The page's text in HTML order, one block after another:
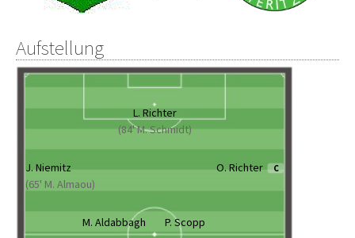
Aufstellung
L. Richter
(84' M. Schmidt)
J. Niemitz
(65' M. Almaou)
O. Richter C
M. Aldabbagh P. Scopp